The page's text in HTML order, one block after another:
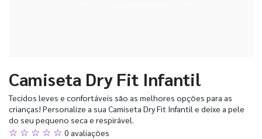
Camiseta Dry Fit Infantil
Tecidos leves e confortáveis são as melhores opções para as
crianças! Personalize a sua Camiseta Dry Fit Infantil e deixe a pele
do seu pequeno seca e respirável.
☆ ☆ ☆ ☆ ☆ 0 avaliações